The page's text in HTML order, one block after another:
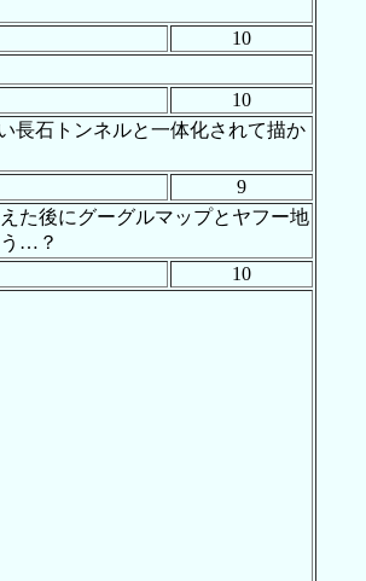
10
10
長石トンネルと一体化されて描か
9
た後にグーグルマップとヤフー地
…？
10